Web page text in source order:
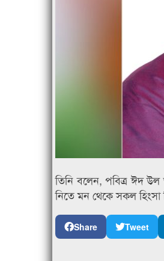
তিনি বলেন, পবিত্র ঈদ
নিতে মন থেকে সকল হিংসা
Share Tweet